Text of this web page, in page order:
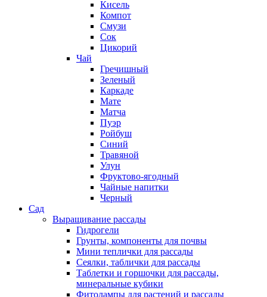
Кисель
Компот
Смузи
Сок
Цикорий
Чай
Гречишный
Зеленый
Каркаде
Мате
Матча
Пуэр
Ройбуш
Синий
Травяной
Улун
Фруктово-ягодный
Чайные напитки
Черный
Сад
Выращивание рассады
Гидрогели
Грунты, компоненты для почвы
Мини теплички для рассады
Сеялки, таблички для рассады
Таблетки и горшочки для рассады,
минеральные кубики
Фитолампы для растений и рассады